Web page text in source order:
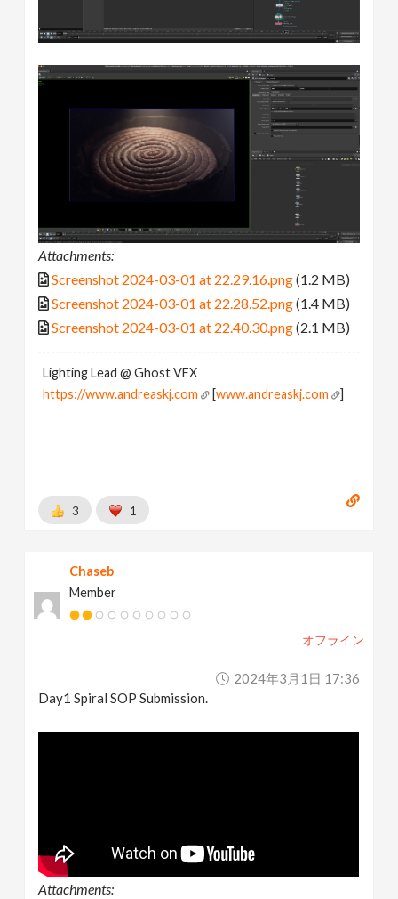
Attachments:
Screenshot 2024-03-01 at 22.29.16.png(1.2 MB)
Screenshot 2024-03-01 at 22.28.52.png(1.4 MB)
Screenshot 2024-03-01 at 22.40.30.png(2.1 MB)
Lighting Lead @ Ghost VFX
https://www.andreaskj.com
[www.andreaskj.com ]
3 1
Chaseb
Member
オフライン
2024年3月1日 17:36
Day1 Spiral SOP Submission.
Attachments: